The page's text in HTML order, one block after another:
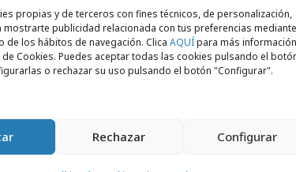
propias y de terceros con fines técnicos, de personalización,
mostrarte publicidad relacionada con tus preferencias
de los hábitos de navegación. Clica AQUÍpara más información
Cookies. Puedes aceptar todas las cookies pulsando el
o rechazar su uso pulsando el botón "Configurar".
Rechazar Configurar
López, responsable de
además del diseño y la
si fuesen nuevas es de hasta
dos años de garantía.